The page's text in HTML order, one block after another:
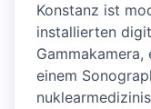
Konstanz ist
installierten
einem